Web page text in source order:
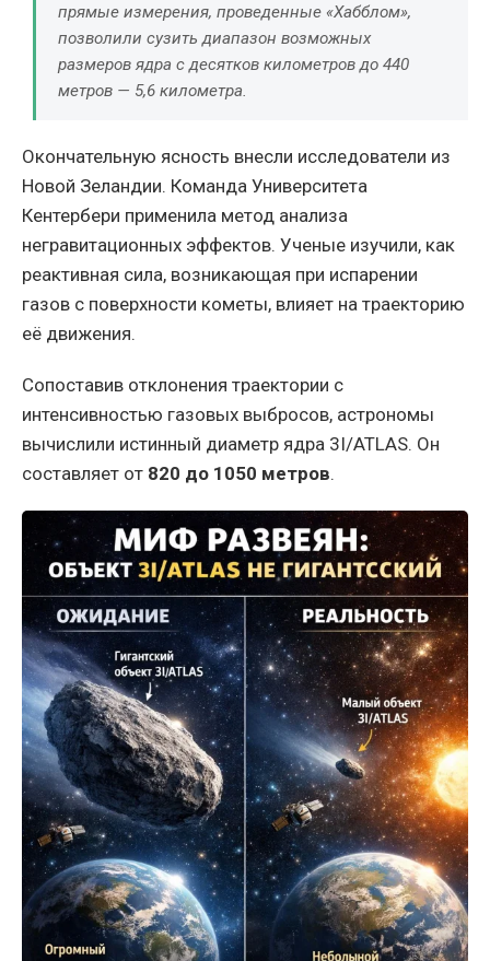
прямые измерения, проведенные «Хабблом»,
позволили сузить диапазон возможных
размеров ядра с десятков километров до 440
метров — 5,6 километра.
Окончательную ясность внесли исследователи из
Новой Зеландии. Команда Университета
Кентербери применила метод анализа
негравитационных эффектов. Ученые изучили, как
реактивная сила, возникающая при испарении
газов с поверхности кометы, влияет на траекторию
её движения.
Сопоставив отклонения траектории с
интенсивностью газовых выбросов, астрономы
вычислили истинный диаметр ядра 3I/ATLAS. Он
составляет от 820 до 1050 метров.